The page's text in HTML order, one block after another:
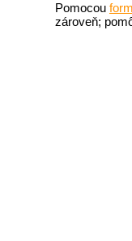
Pomocou
zároveň;